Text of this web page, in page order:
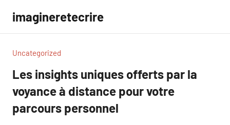
contenu
imagineretecrire
Uncategorized
Les insights uniques offerts par la
voyance à distance pour votre
parcours personnel